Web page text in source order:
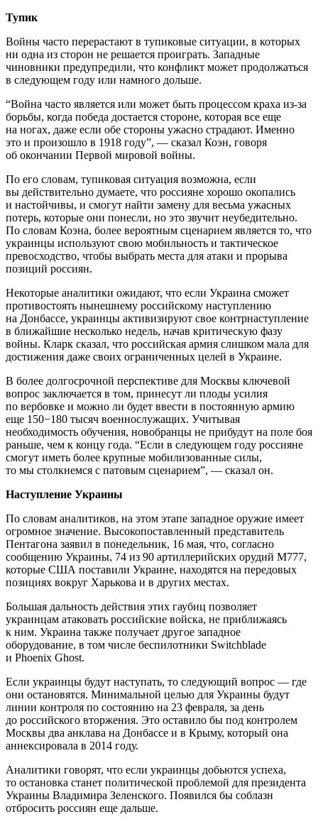
Тупик
Войны часто перерастают в тупиковые ситуации, в которых
ни одна из сторон не решается проиграть. Западные
чиновники предупредили, что конфликт может продолжаться
в следующем году или намного дольше.
“Война часто является или может быть процессом краха из-за
борьбы, когда победа достается стороне, которая все еще
на ногах, даже если обе стороны ужасно страдают. Именно
это и произошло в 1918 году”, — сказал Коэн, говоря
об окончании Первой мировой войны.
По его словам, тупиковая ситуация возможна, если
вы действительно думаете, что россияне хорошо окопались
и настойчивы, и смогут найти замену для весьма ужасных
потерь, которые они понесли, но это звучит неубедительно.
По словам Коэна, более вероятным сценарием является то, что
украинцы используют свою мобильность и тактическое
превосходство, чтобы выбрать места для атаки и прорыва
позиций россиян.
Некоторые аналитики ожидают, что если Украина сможет
противостоять нынешнему российскому наступлению
на Донбассе, украинцы активизируют свое контрнаступление
в ближайшие несколько недель, начав критическую фазу
войны. Кларк сказал, что российская армия слишком мала для
достижения даже своих ограниченных целей в Украине.
В более долгосрочной перспективе для Москвы ключевой
вопрос заключается в том, принесут ли плоды усилия
по вербовке и можно ли будет ввести в постоянную армию
еще 150−180 тысяч военнослужащих. Учитывая
необходимость обучения, новобранцы не прибудут на поле боя
раньше, чем к концу года. “Если в следующем году россияне
смогут иметь более крупные мобилизованные силы,
то мы столкнемся с патовым сценарием”, — сказал он.
Наступление Украины
По словам аналитиков, на этом этапе западное оружие имеет
огромное значение. Высокопоставленный представитель
Пентагона заявил в понедельник, 16 мая, что, согласно
сообщению Украины, 74 из 90 артиллерийских орудий M777,
которые США поставили Украине, находятся на передовых
позициях вокруг Харькова и в других местах.
Большая дальность действия этих гаубиц позволяет
украинцам атаковать российские войска, не приближаясь
к ним. Украина также получает другое западное
оборудование, в том числе беспилотники Switchblade
и Phoenix Ghost.
Если украинцы будут наступать, то следующий вопрос — где
они остановятся. Минимальной целью для Украины будут
линии контроля по состоянию на 23 февраля, за день
до российского вторжения. Это оставило бы под контролем
Москвы два анклава на Донбассе и в Крыму, который она
аннексировала в 2014 году.
Аналитики говорят, что если украинцы добьются успеха,
то остановка станет политической проблемой для президента
Украины Владимира Зеленского. Появился бы соблазн
отбросить россиян еще дальше.